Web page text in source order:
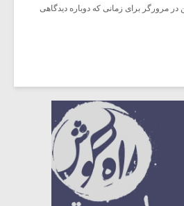
در مرورگر برای زمانی که دوباره دیدگاهی